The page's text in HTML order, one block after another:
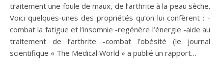
traitement une foule de maux, de l’arthrite à la peau sèche.
Voici quelques-unes des propriétés qu’on lui confèrent : -
combat la fatigue et l’insomnie -regénère l’énergie -aide au
traitement de l’arthrite -combat l’obésité (le journal
scientifique « The Medical World » a publié un rapport…